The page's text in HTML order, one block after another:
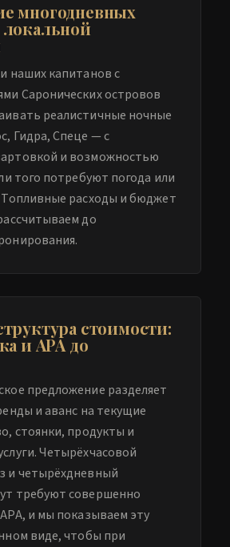
многодневных
наших капитанов с
Саронических островов
реалистичные ночные
Гидра, Спеце — с
и возможностью
того потребуют погода или
расходы и бюджет
до
стоимости:
и APA до
предложение разделяет
и аванс на текущие
стоянки, продукты и
Четырёхчасовой
и четырёхдневный
требуют совершенно
и мы показываем эту
виде, чтобы при